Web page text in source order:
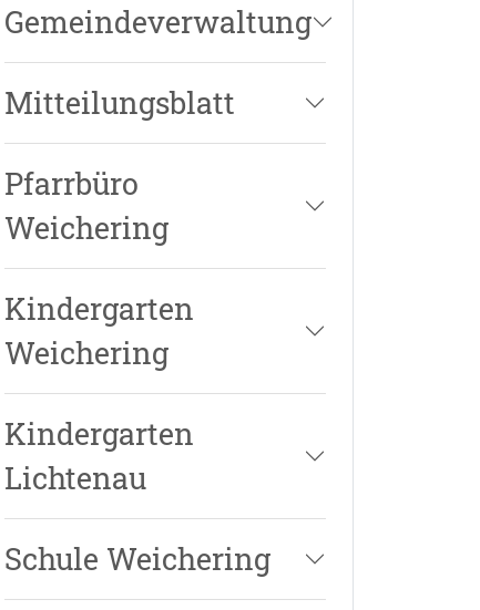
Gemeindeverwaltung
Mitteilungsblatt
Pfarrbüro
Weichering
Kindergarten
Weichering
Kindergarten
Lichtenau
Schule Weichering